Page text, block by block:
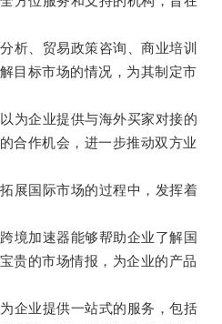
、贸易政策咨询、商业培训
目标市场的情况，为其制定市
企业提供与海外买家对接的
合作机会，进一步推动双方业
国际市场的过程中，发挥着
加速器能够帮助企业了解国
贵的市场情报，为企业的产品
业提供一站式的服务，包括